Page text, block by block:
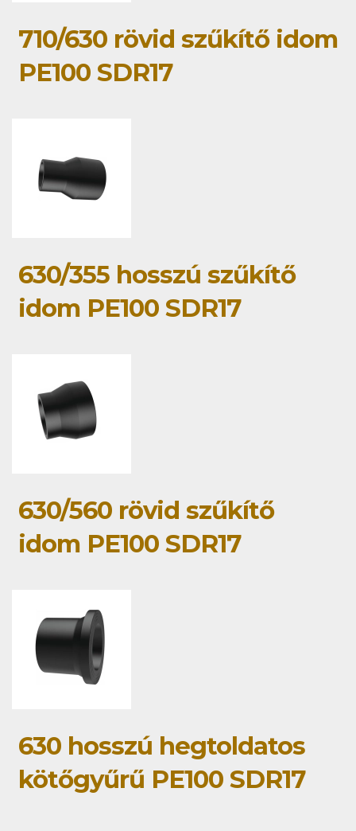
710/630 rövid szűkítő idom
PE100 SDR17
630/355 hosszú szűkítő
idom PE100 SDR17
630/560 rövid szűkítő
idom PE100 SDR17
630 hosszú hegtoldatos
kötőgyűrű PE100 SDR17